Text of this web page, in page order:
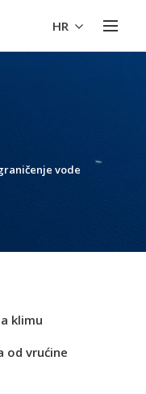
HR
vode
klimu
od vrućine